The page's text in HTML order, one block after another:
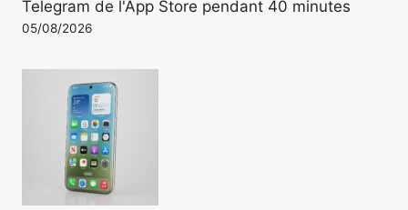
Telegram de l'App Store pendant 40 minutes
05/08/2026